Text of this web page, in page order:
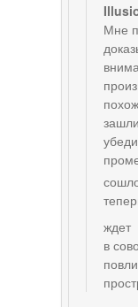
Мне
ждет
в